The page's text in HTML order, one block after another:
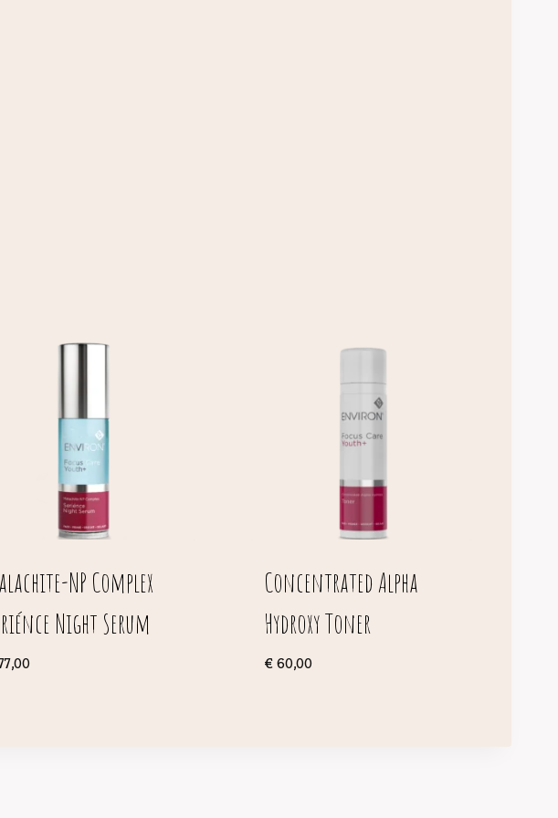
NP Complex
Night Serum
Concentrated Alpha
Hydroxy Toner
€60,00